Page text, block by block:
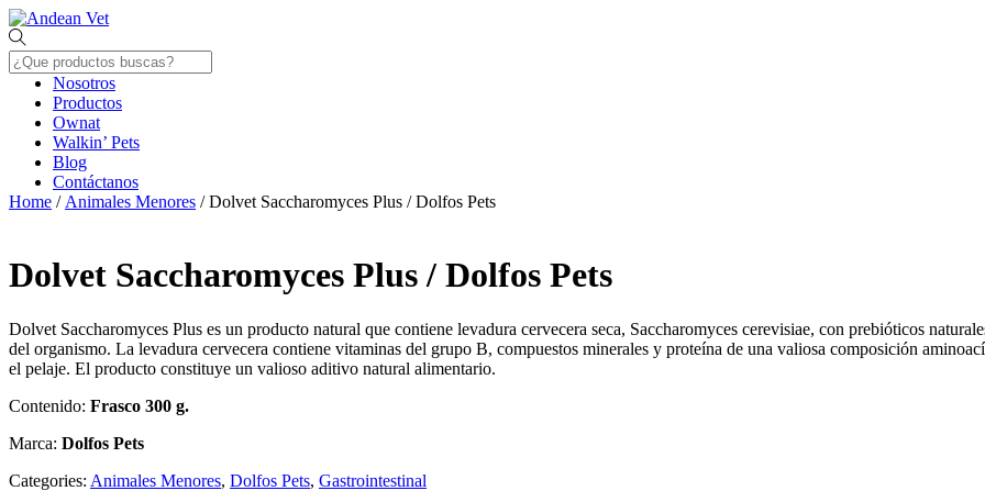
Skip
to
content
Menu
Nosotros
Productos
Ownat
Walkin’ Pets
Blog
Contáctanos
Close
Home / Animales Menores / Dolvet Saccharomyces Plus / Dolfos Pets
Dolvet Saccharomyces Plus / Dolfos Pets
Dolvet Saccharomyces Plus es un producto natural que contiene levadura cervecera seca, Saccharomyces cerevisiae, con prebióticos
del organismo. La levadura cervecera contiene vitaminas del grupo B, compuestos minerales y proteína de una valiosa composición
el pelaje. El producto constituye un valioso aditivo natural alimentario.
Contenido: Frasco 300 g.
Marca: Dolfos Pets
Categories: Animales Menores, Dolfos Pets, Gastrointestinal